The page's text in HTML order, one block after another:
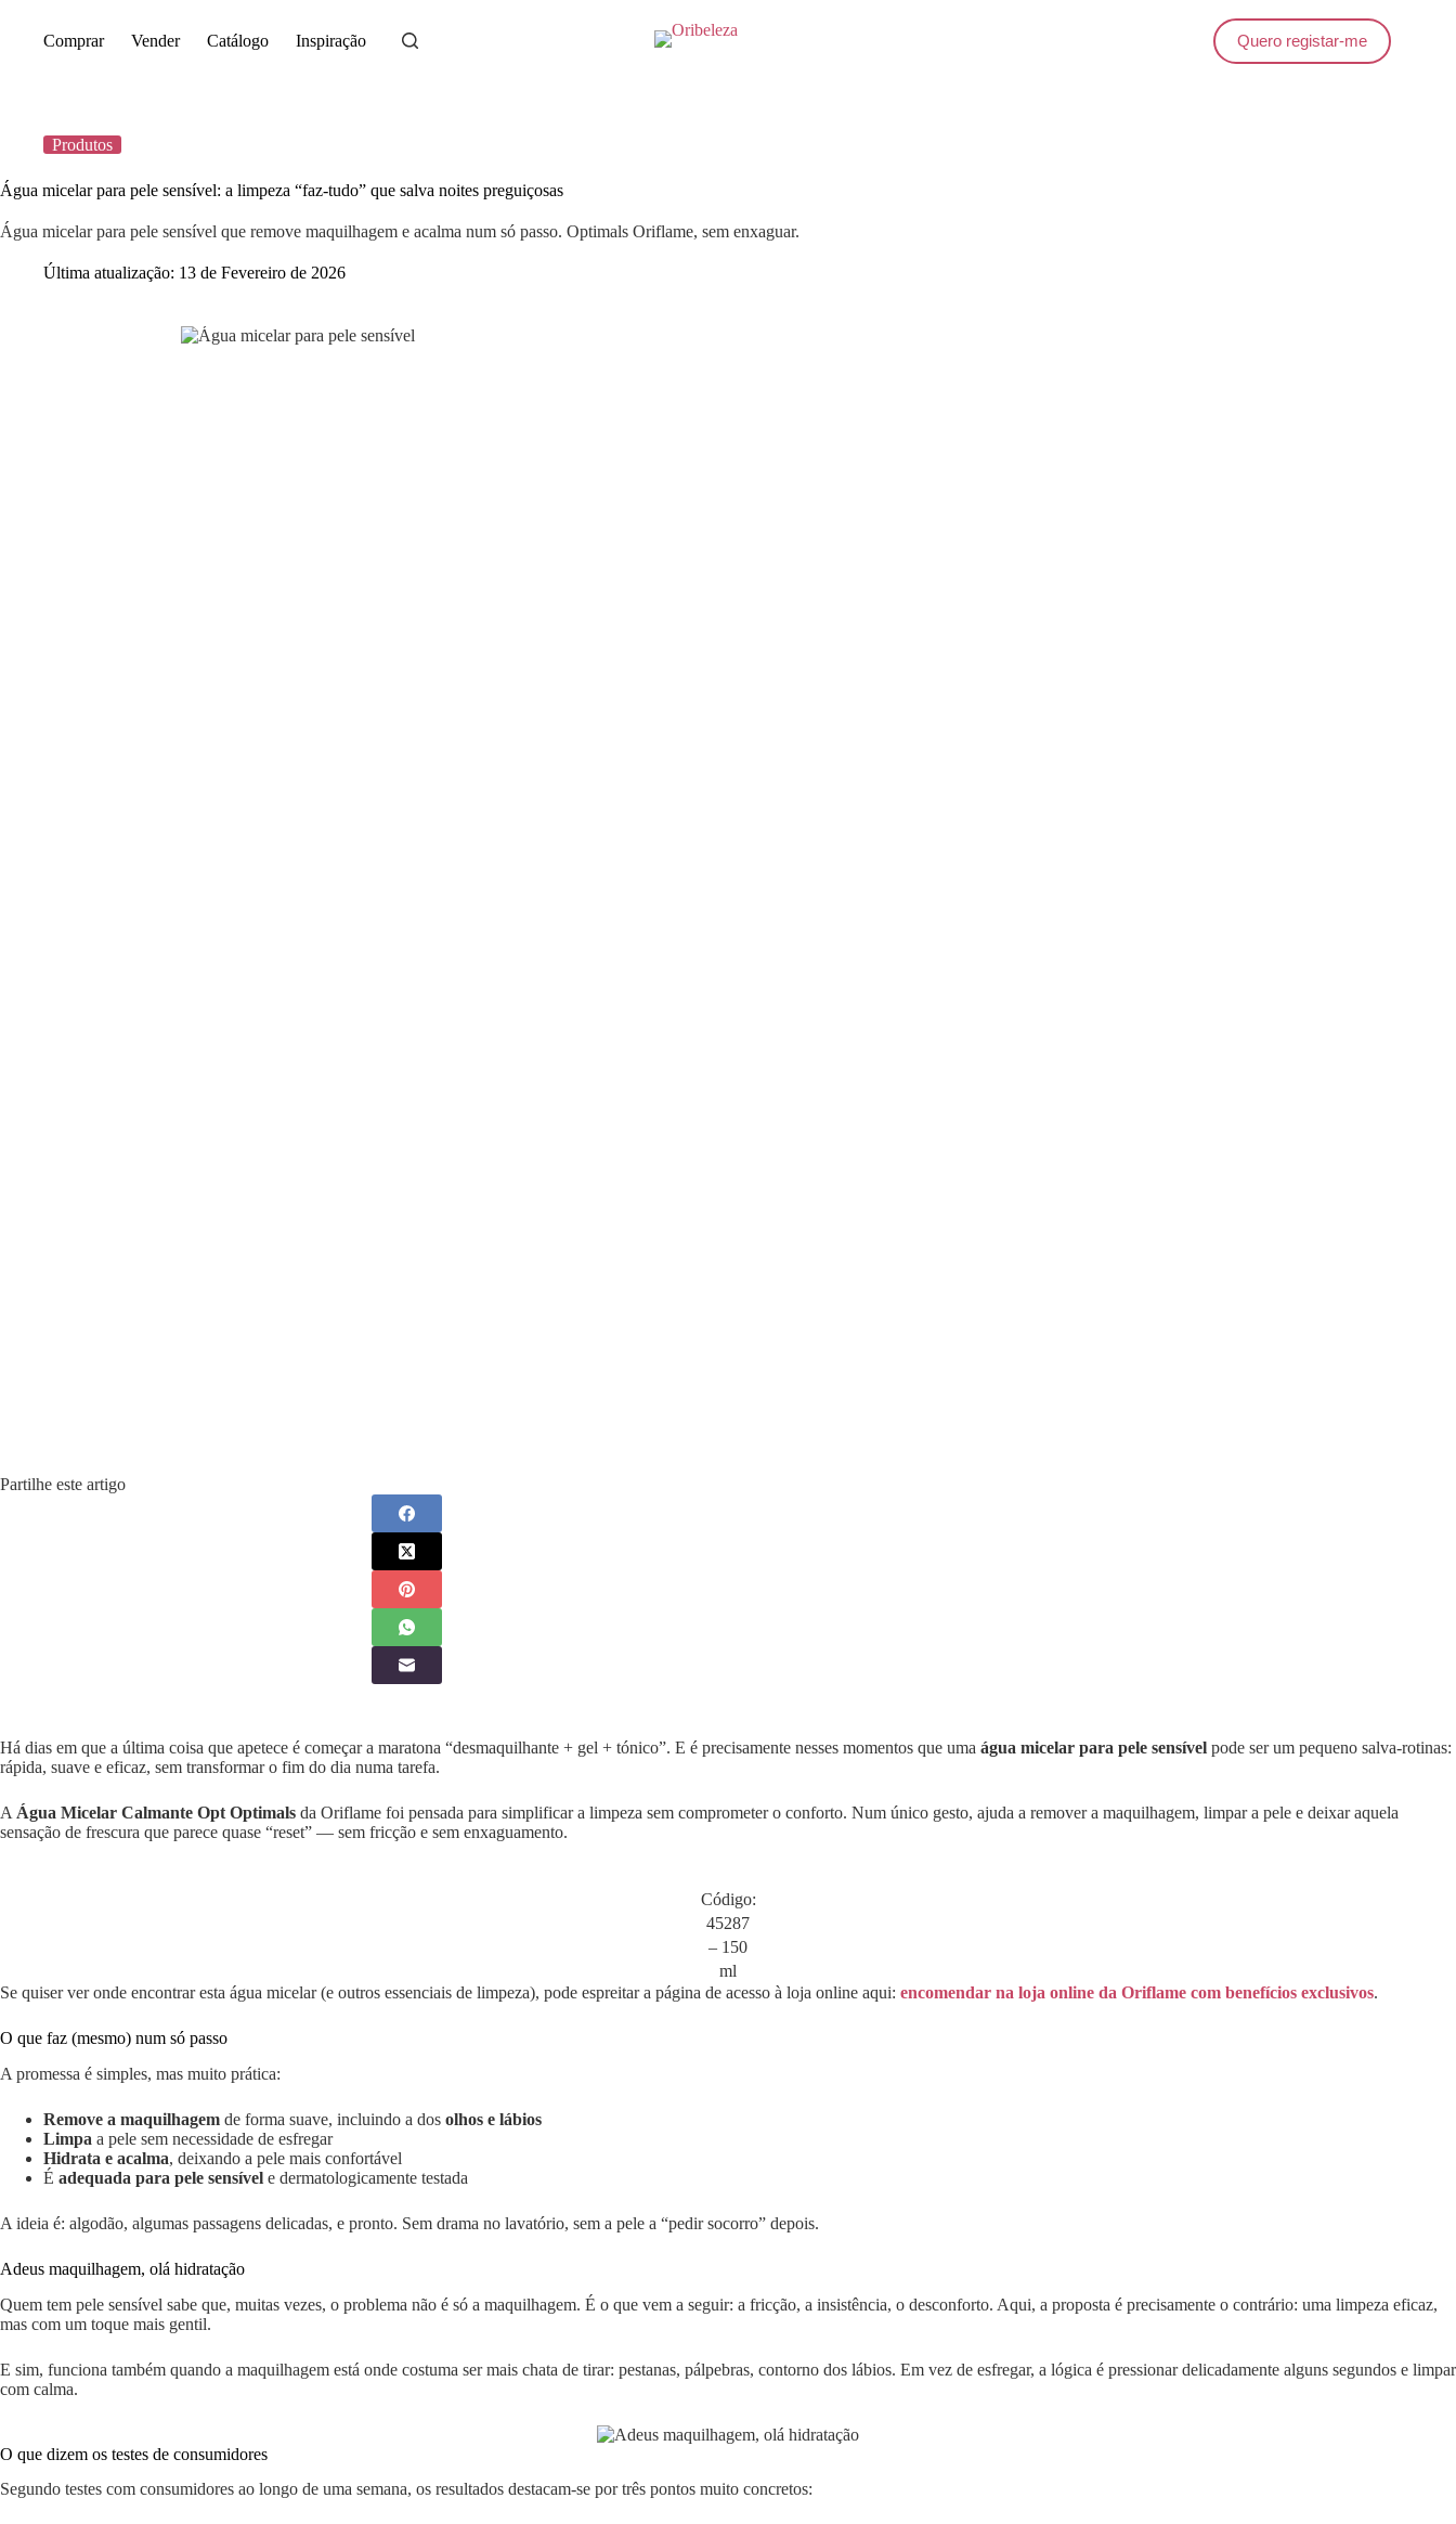
Comprar Vender Catálogo Inspiração Quero registar-me
Produtos
Água micelar para pele sensível: a limpeza “faz-tudo” que salva noites preguiçosas
Água micelar para pele sensível que remove maquilhagem e acalma num só passo. Optimals Oriflame, sem enxaguar.
Última atualização: 13 de Fevereiro de 2026
Partilhe este artigo
Há dias em que a última coisa que apetece é começar a maratona “desmaquilhante + gel + tónico”. E é precisamente nesses momentos que uma água micelar para pele sensível pode ser um pequeno salva-rotinas:
rápida, suave e eficaz, sem transformar o fim do dia numa tarefa.
A Água Micelar Calmante Opt Optimals da Oriflame foi pensada para simplificar a limpeza sem comprometer o conforto. Num único gesto, ajuda a remover a maquilhagem, limpar a pele e deixar aquela
sensação de frescura que parece quase “reset” — sem fricção e sem enxaguamento.
Código:
45287
– 150
ml
Se quiser ver onde encontrar esta água micelar (e outros essenciais de limpeza), pode espreitar a página de acesso à loja online aqui: encomendar na loja online da Oriflame com benefícios exclusivos.
O que faz (mesmo) num só passo
A promessa é simples, mas muito prática:
Remove a maquilhagem de forma suave, incluindo a dos olhos e lábios
Limpa a pele sem necessidade de esfregar
Hidrata e acalma, deixando a pele mais confortável
É adequada para pele sensível e dermatologicamente testada
A ideia é: algodão, algumas passagens delicadas, e pronto. Sem drama no lavatório, sem a pele a “pedir socorro” depois.
Adeus maquilhagem, olá hidratação
Quem tem pele sensível sabe que, muitas vezes, o problema não é só a maquilhagem. É o que vem a seguir: a fricção, a insistência, o desconforto. Aqui, a proposta é precisamente o contrário: uma limpeza eficaz,
mas com um toque mais gentil.
E sim, funciona também quando a maquilhagem está onde costuma ser mais chata de tirar: pestanas, pálpebras, contorno dos lábios. Em vez de esfregar, a lógica é pressionar delicadamente alguns segundos e limpar
com calma.
O que dizem os testes de consumidores
Segundo testes com consumidores ao longo de uma semana, os resultados destacam-se por três pontos muito concretos: